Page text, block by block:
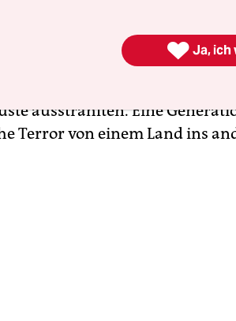
Die begannen mit einer
– und endeten im
ausstrahlten. Eine
Terror von einem Land ins
 Ja, ich